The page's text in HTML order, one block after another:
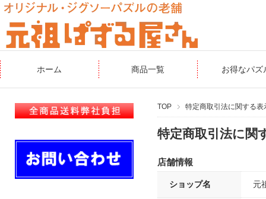
ホーム 商品一覧 お得なパズ
TOP 特定商取引法に関する表
特定商取引法に関
店舗情報
ショップ名 元